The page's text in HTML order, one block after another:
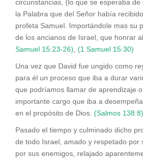
circunstancias, (lo que se esperaba
la Palabra que del Señor había
profeta Samuel. Importándole mas su
de los ancianos de Israel, que honrar
Samuel 15:23-26) (1 Samuel 15:30)
Una vez que David fue ungido como
para él un proceso que iba a durar
que podríamos llamar de aprendizaje
importante cargo que iba a
en el propósito de Dios. (Salmos 138:8)
Pasado el tiempo y culminado dicho
de todo Israel, amado y respetado por
por sus enemigos, relajado